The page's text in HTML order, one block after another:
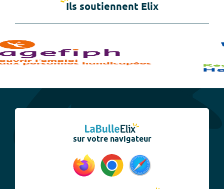
Ils soutiennent Elix
sur votre navigateur